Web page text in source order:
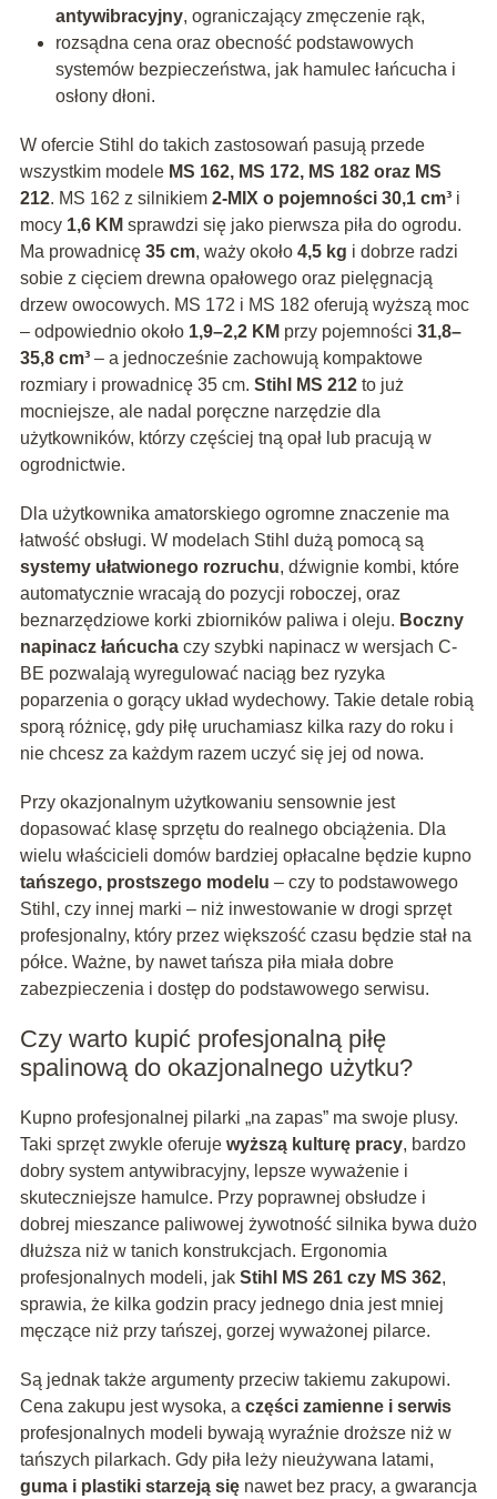
antywibracyjny, ograniczający zmęczenie rąk,
rozsądna cena oraz obecność podstawowych
systemów bezpieczeństwa, jak hamulec łańcucha i
osłony dłoni.
W ofercie Stihl do takich zastosowań pasują przede
wszystkim modele MS 162, MS 172, MS 182 oraz MS
212. MS 162 z silnikiem 2-MIX o pojemności 30,1 cm³i
mocy 1,6 KM sprawdzi się jako pierwsza piła do ogrodu.
Ma prowadnicę 35 cm, waży około 4,5 kg i dobrze radzi
sobie z cięciem drewna opałowego oraz pielęgnacją
drzew owocowych. MS 172 i MS 182 oferują wyższą moc
– odpowiednio około 1,9–2,2 KM przy pojemności 31,8–
35,8 cm³– a jednocześnie zachowują kompaktowe
rozmiary i prowadnicę 35 cm. Stihl MS 212to już
mocniejsze, ale nadal poręczne narzędzie dla
użytkowników, którzy częściej tną opał lub pracują w
ogrodnictwie.
Dla użytkownika amatorskiego ogromne znaczenie ma
łatwość obsługi. W modelach Stihl dużą pomocą są
systemy ułatwionego rozruchu, dźwignie kombi, które
automatycznie wracają do pozycji roboczej, oraz
beznarzędziowe korki zbiorników paliwa i oleju. Boczny
napinacz łańcuchaczy szybki napinacz w wersjach C-
BE pozwalają wyregulować naciąg bez ryzyka
poparzenia o gorący układ wydechowy. Takie detale robią
sporą różnicę, gdy piłę uruchamiasz kilka razy do roku i
nie chcesz za każdym razem uczyć się jej od nowa.
Przy okazjonalnym użytkowaniu sensownie jest
dopasować klasę sprzętu do realnego obciążenia. Dla
wielu właścicieli domów bardziej opłacalne będzie kupno
tańszego, prostszego modelu – czy to podstawowego
Stihl, czy innej marki – niż inwestowanie w drogi sprzęt
profesjonalny, który przez większość czasu będzie stał na
półce. Ważne, by nawet tańsza piła miała dobre
zabezpieczenia i dostęp do podstawowego serwisu.
Czy warto kupić profesjonalną piłę
spalinową do okazjonalnego użytku?
Kupno profesjonalnej pilarki „na zapas” ma swoje plusy.
Taki sprzęt zwykle oferuje wyższą kulturę pracy, bardzo
dobry system antywibracyjny, lepsze wyważenie i
skuteczniejsze hamulce. Przy poprawnej obsłudze i
dobrej mieszance paliwowej żywotność silnika bywa dużo
dłuższa niż w tanich konstrukcjach. Ergonomia
profesjonalnych modeli, jak Stihl MS 261 czy MS 362,
sprawia, że kilka godzin pracy jednego dnia jest mniej
męczące niż przy tańszej, gorzej wyważonej pilarce.
Są jednak także argumenty przeciw takiemu zakupowi.
Cena zakupu jest wysoka, a części zamienne i serwis
profesjonalnych modeli bywają wyraźnie droższe niż w
tańszych pilarkach. Gdy piła leży nieużywana latami,
guma i plastiki starzeją sięnawet bez pracy, a gwarancja